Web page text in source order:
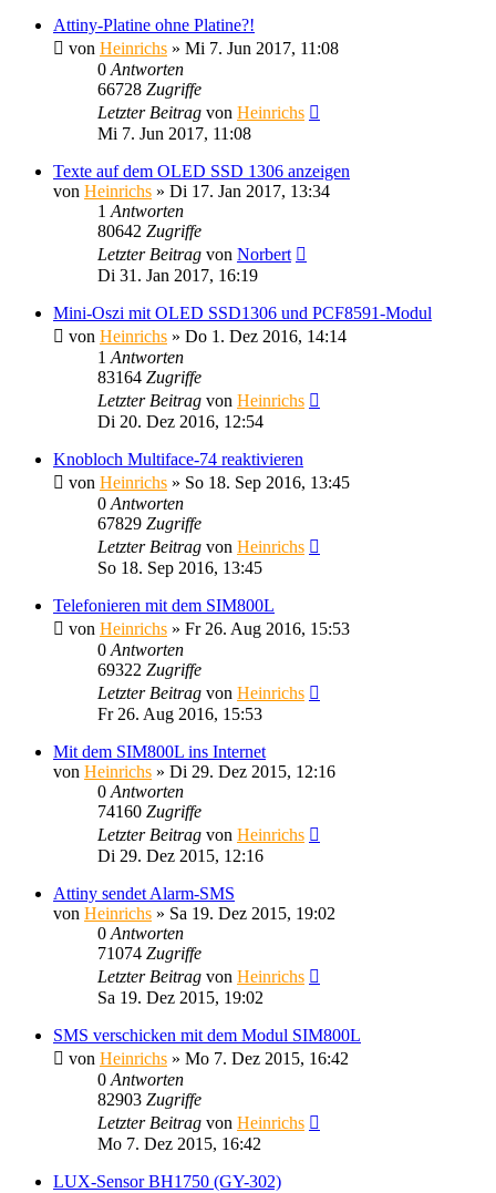
Attiny-Platine ohne Platine?!
von Heinrichs » Mi 7. Jun 2017, 11:08
0 Antworten
66728 Zugriffe
Letzter Beitrag von Heinrichs
Mi 7. Jun 2017, 11:08
Texte auf dem OLED SSD 1306 anzeigen
von Heinrichs » Di 17. Jan 2017, 13:34
1 Antworten
80642 Zugriffe
Letzter Beitrag von Norbert
Di 31. Jan 2017, 16:19
Mini-Oszi mit OLED SSD1306 und PCF8591-Modul
von Heinrichs » Do 1. Dez 2016, 14:14
1 Antworten
83164 Zugriffe
Letzter Beitrag von Heinrichs
Di 20. Dez 2016, 12:54
Knobloch Multiface-74 reaktivieren
von Heinrichs » So 18. Sep 2016, 13:45
0 Antworten
67829 Zugriffe
Letzter Beitrag von Heinrichs
So 18. Sep 2016, 13:45
Telefonieren mit dem SIM800L
von Heinrichs » Fr 26. Aug 2016, 15:53
0 Antworten
69322 Zugriffe
Letzter Beitrag von Heinrichs
Fr 26. Aug 2016, 15:53
Mit dem SIM800L ins Internet
von Heinrichs » Di 29. Dez 2015, 12:16
0 Antworten
74160 Zugriffe
Letzter Beitrag von Heinrichs
Di 29. Dez 2015, 12:16
Attiny sendet Alarm-SMS
von Heinrichs » Sa 19. Dez 2015, 19:02
0 Antworten
71074 Zugriffe
Letzter Beitrag von Heinrichs
Sa 19. Dez 2015, 19:02
SMS verschicken mit dem Modul SIM800L
von Heinrichs » Mo 7. Dez 2015, 16:42
0 Antworten
82903 Zugriffe
Letzter Beitrag von Heinrichs
Mo 7. Dez 2015, 16:42
LUX-Sensor BH1750 (GY-302)